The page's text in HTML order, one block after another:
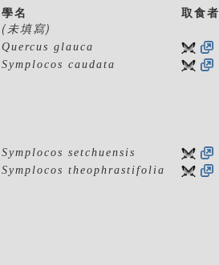
學名
取食者
(未填寫)
Quercus glauca
Symplocos caudata
Symplocos setchuensis
Symplocos theophrastifolia